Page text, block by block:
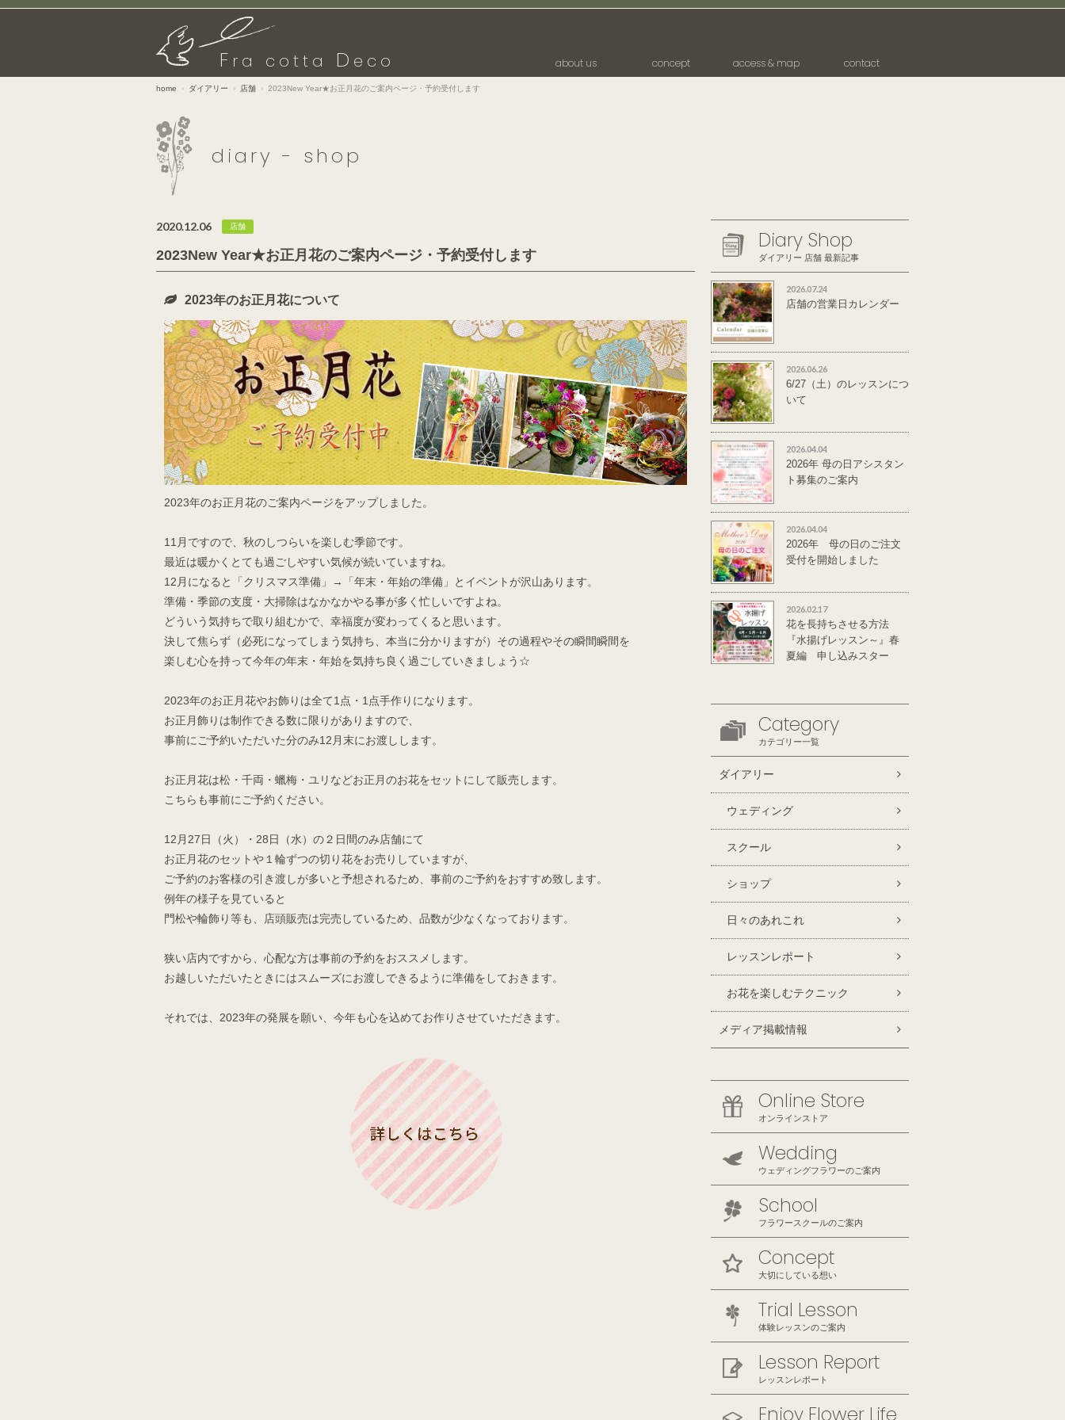
F ra cotta D eco about us concept access & map contact
home ダイアリー 店舗 2023New Year★お正月花のご案内ページ・予約受付します
diary - shop
2020.12.06 店舗
2023New Year★お正月花のご案内ページ・予約受付します
2023年のお正月花について
2023年のお正月花のご案内ページをアップしました。
11月ですので、秋のしつらいを楽しむ季節です。
最近は暖かくとても過ごしやすい気候が続いていますね。
12月になると「クリスマス準備」→「年末・年始の準備」とイベントが沢山あります。
準備・季節の支度・大掃除はなかなかやる事が多く忙しいですよね。
どういう気持ちで取り組むかで、幸福度が変わってくると思います。
決して焦らず（必死になってしまう気持ち、本当に分かりますが）その過程やその瞬間瞬間を
楽しむ心を持って今年の年末・年始を気持ち良く過ごしていきましょう☆
2023年のお正月花やお飾りは全て1点・1点手作りになります。
お正月飾りは制作できる数に限りがありますので、
事前にご予約いただいた分のみ12月末にお渡しします。
お正月花は松・千両・蠟梅・ユリなどお正月のお花をセットにして販売します。
こちらも事前にご予約ください。
12月27日（火）・28日（水）の２日間のみ店舗にて
お正月花のセットや１輪ずつの切り花をお売りしていますが、
ご予約のお客様の引き渡しが多いと予想されるため、事前のご予約をおすすめ致します。
例年の様子を見ていると
門松や輪飾り等も、店頭販売は完売しているため、品数が少なくなっております。
狭い店内ですから、心配な方は事前の予約をおススメします。
お越しいただいたときにはスムーズにお渡しできるように準備をしておきます。
それでは、2023年の発展を願い、今年も心を込めてお作りさせていただきます。
Diary Shop
ダイアリー 店舗 最新記事
2026.07.24
店舗の営業日カレンダー
2026.06.26
6/27（土）のレッスンにつ
いて
2026.04.04
2026年 母の日アシスタン
ト募集のご案内
2026.04.04
2026年 母の日のご注文
受付を開始しました
2026.02.17
花を長持ちさせる方法
『水揚げレッスン～』春
夏編 申し込みスター
Category
カテゴリー一覧
ダイアリー
ウェディング
スクール
ショップ
日々のあれこれ
レッスンレポート
お花を楽しむテクニック
メディア掲載情報
Online Store
オンラインストア
Wedding
ウェディングフラワーのご案内
School
フラワースクールのご案内
Concept
大切にしている想い
Trial Lesson
体験レッスンのご案内
Lesson Report
レッスンレポート
Enjoy Flower Life